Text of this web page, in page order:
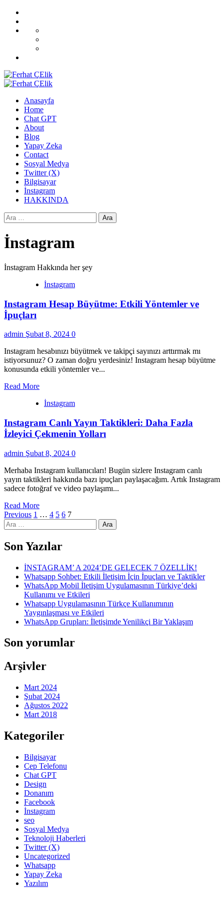
Skip
content
Demos
Primary
Anasayfa
Home
Chat GPT
About
Blog
Yapay Zeka
Contact
Sosyal Medya
Twitter (X)
Bilgisayar
İnstagram
HAKKINDA
Arama:
İnstagram
İnstagram Hakkında her şey
İnstagram
Instagram Hesap Büyütme: Etkili Yöntemler ve
İpuçları
admin Şubat 8, 2024 0
Instagram hesabınızı büyütmek ve takipçi sayınızı arttırmak mı
istiyorsunuz? O zaman doğru yerdesiniz! Instagram hesap büyütme
konusunda etkili yöntemler ve...
Read More
İnstagram
Instagram Canlı Yayın Taktikleri: Daha Fazla
İzleyici Çekmenin Yolları
admin Şubat 8, 2024 0
Merhaba Instagram kullanıcıları! Bugün sizlere Instagram canlı
yayın taktikleri hakkında bazı ipuçları paylaşacağım. Artık Instagram
sadece fotoğraf ve video paylaşımı...
Read More
Yazı
sayfalaması
Previous 1 … 4 5 6 7
Arama:
Son Yazılar
İNSTAGRAM’ A 2024’DE GELECEK 7 ÖZELLİK!
Whatsapp Sohbet: Etkili İletişim İçin İpuçları ve Taktikler
WhatsApp Mobil İletişim Uygulamasının Türkiye’deki
Kullanımı ve Etkileri
Whatsapp Uygulamasının Türkçe Kullanımının
Yaygınlaşması ve Etkileri
WhatsApp Grupları: İletişimde Yenilikçi Bir Yaklaşım
Son yorumlar
Arşivler
Mart 2024
Şubat 2024
Ağustos 2022
Mart 2018
Kategoriler
Bilgisayar
Cep Telefonu
Chat GPT
Design
Donanım
Facebook
İnstagram
seo
Sosyal Medya
Teknoloji Haberleri
Twitter (X)
Uncategorized
Whatsapp
Yapay Zeka
Yazılım